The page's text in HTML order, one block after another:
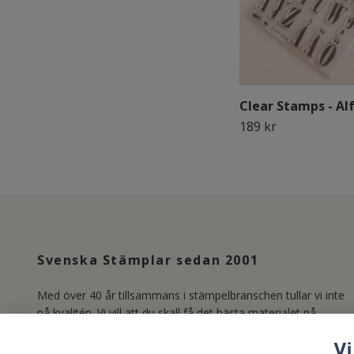
Clear Stamps -
189 kr
Svenska Stämplar sedan 2001
Med över 40 år tillsammans i stämpelbranschen tullar vi inte
på kvalitén. Vi vill att du skall få det bästa materialet på
Photopolymer. Läs mer om oss under länken Kundservice.